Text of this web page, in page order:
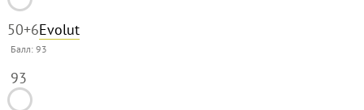
50+6Evolut
Балл:93
93